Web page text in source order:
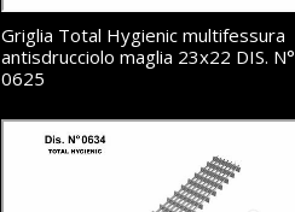
Griglia Total Hygienic multifessura
antisdrucciolo maglia 23x22 DIS. N°
0625